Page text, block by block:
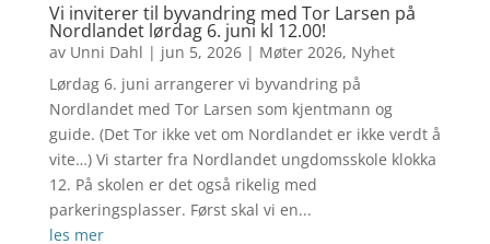
Vi inviterer til byvandring med Tor Larsen på
Nordlandet lørdag 6. juni kl 12.00!
av Unni Dahl | jun 5, 2026| Møter 2026, Nyhet
Lørdag 6. juni arrangerer vi byvandring på
Nordlandet med Tor Larsen som kjentmann og
guide. (Det Tor ikke vet om Nordlandet er ikke verdt å
vite…) Vi starter fra Nordlandet ungdomsskole klokka
12. På skolen er det også rikelig med
parkeringsplasser. Først skal vi en...
les mer